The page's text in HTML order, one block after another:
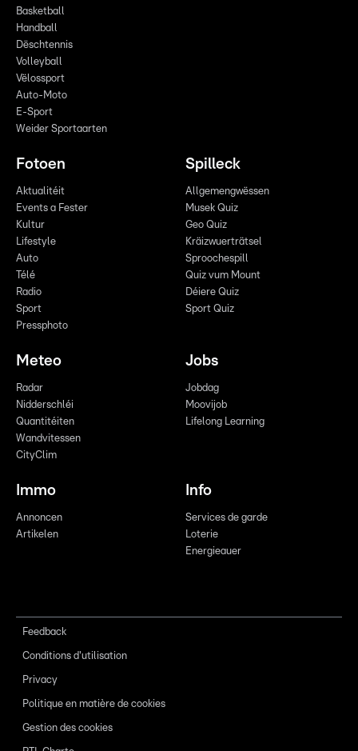
Basketball
Handball
Dëschtennis
Volleyball
Vëlossport
Auto-Moto
E-Sport
Weider Sportaarten
Fotoen
Aktualitéit
Events a Fester
Kultur
Lifestyle
Auto
Télé
Radio
Sport
Pressphoto
Spilleck
Allgemengwëssen
Musek Quiz
Geo Quiz
Kräizwuerträtsel
Sproochespill
Quiz vum Mount
Déiere Quiz
Sport Quiz
Meteo
Radar
Nidderschléi
Quantitéiten
Wandvitessen
CityClim
Jobs
Jobdag
Moovijob
Lifelong Learning
Immo
Annoncen
Artikelen
Info
Services de garde
Loterie
Energieauer
Feedback
Conditions d'utilisation
Privacy
Politique en matière de cookies
Gestion des cookies